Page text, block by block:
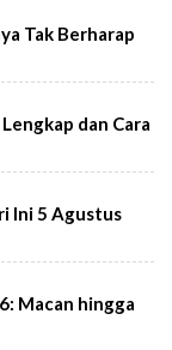
Tak Berharap
dan Cara
Ini 5 Agustus
Macan hingga